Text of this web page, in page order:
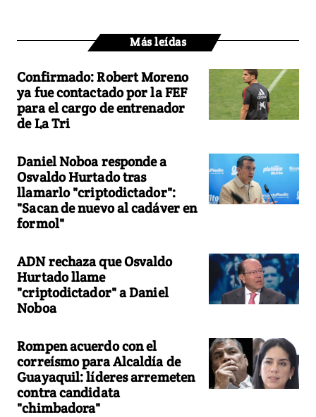
Más leídas
Confirmado: Robert Moreno
ya fue contactado por la FEF
para el cargo de entrenador
de La Tri
Daniel Noboa responde a
Osvaldo Hurtado tras
llamarlo "criptodictador":
"Sacan de nuevo al cadáver en
formol"
ADN rechaza que Osvaldo
Hurtado llame
"criptodictador" a Daniel
Noboa
Rompen acuerdo con el
correísmo para Alcaldía de
Guayaquil: líderes arremeten
contra candidata
"chimbadora"